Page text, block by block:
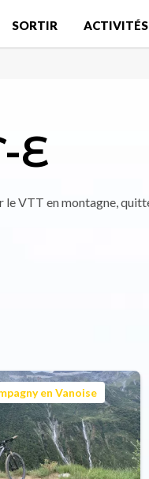
SORTIR ACTIVITÉS
E
VTT en montagne,
en Vanoise